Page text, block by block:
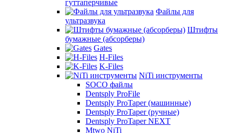
гуттаперчивые
Файлы для
ультразвука
Штифты
бумажные (абсорберы)
Gates
H-Files
K-Files
NiTi инструменты
SOCO файлы
Dentsply ProFile
Dentsply ProTaper (машинные)
Dentsply ProTaper (ручные)
Dentsply ProTaper NEXT
Mtwo NiTi